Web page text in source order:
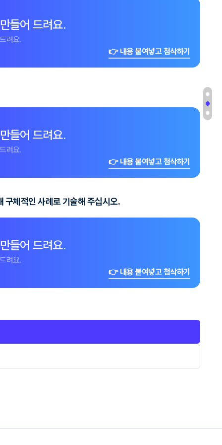
들어 드려요.
려요.
👉 내용 붙여넣고 첨삭하기
들어 드려요.
려요.
👉 내용 붙여넣고 첨삭하기
구체적인 사례로 기술해 주십시오.
들어 드려요.
려요.
👉 내용 붙여넣고 첨삭하기